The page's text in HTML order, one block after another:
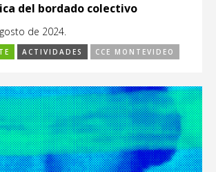
del bordado colectivo
de 2024.
ACTIVIDADES CCE MONTEVIDEO